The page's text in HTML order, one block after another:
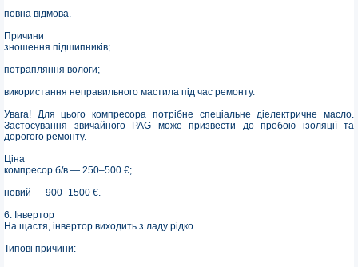
повна відмова.
Причини
зношення підшипників;
потрапляння вологи;
використання неправильного мастила під час ремонту.
Увага! Для цього компресора потрібне спеціальне діелектричне масло.
Застосування звичайного PAG може призвести до пробою ізоляції та
дорогого ремонту.
Ціна
компресор б/в — 250–500 €;
новий — 900–1500 €.
6. Інвертор
На щастя, інвертор виходить з ладу рідко.
Типові причини: